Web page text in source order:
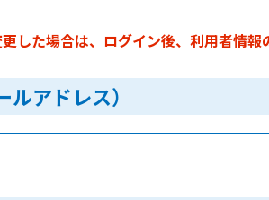
した場合は、ログイン後、利用者情報
アドレス）